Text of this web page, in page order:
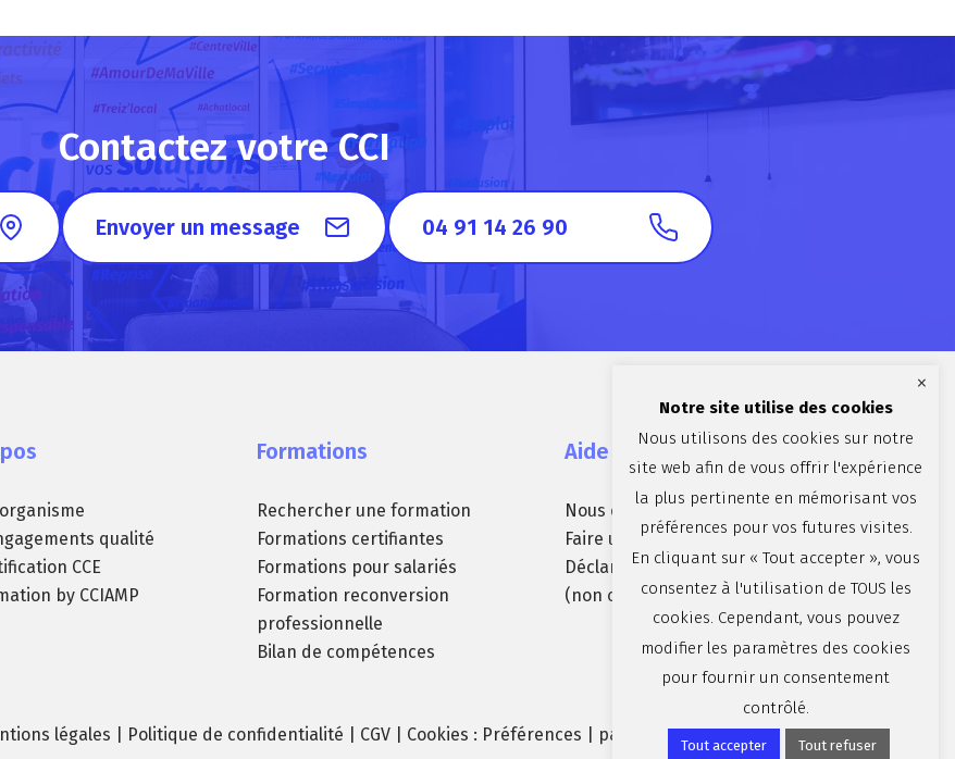
Contactez votre CCI
Envoyer un message 04 91 14 26 90
qualité
CCE
by CCIAMP
Formations
Rechercher une formation
Formations certifiantes
Formations pour salariés
Formation reconversion
professionnelle
Bilan de compétences
Aide et contact
Nous contacter
Faire une réclamation
Déclaration d’accessibilité
(non conforme)
légales Politique de confidentialité CGV | Cookies : Préférences | par Brandparty
Notre site utilise des cookies
Nous utilisons des cookies sur notre
site web afin de vous offrir l'expérience
la plus pertinente en mémorisant vos
préférences pour vos futures visites.
En cliquant sur « Tout accepter », vous
consentez à l'utilisation de TOUS les
cookies. Cependant, vous pouvez
modifier les paramètres des cookies
pour fournir un consentement
contrôlé.
Tout accepter Tout refuser
×